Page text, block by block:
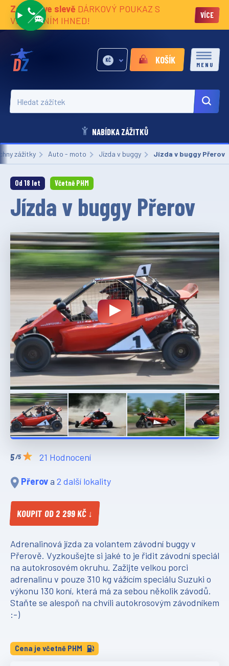
Zážitky ve slevě DÁRKOVÝ POUKAZ S
VĚNOVÁNÍM IHNED!
VÍCE
KČ KOŠÍK MENU
Hledat zážitek
NABÍDKA ZÁŽITKŮ
zážitky Auto - moto Jízda v buggy Aktuální:
Jízda v buggy Přerov
Od 18 let Včetně PHM
Jízda v buggy Přerov
/5 21 Hodnocení
Přerov a 2 další lokality
KOUPIT OD 2 299 KČ ↓
Adrenalinová jízda za volantem závodní buggy v
Přerově. Vyzkoušejte si jaké to je řidit závodní speciál
na autokrosovém okruhu. Zažijte velkou porci
adrenalinu v pouze 310 kg vážícím speciálu Suzuki o
výkonu 130 koní, která má za sebou několik závodů.
Staňte se alespoň na chvíli autokrosovým závodníkem
:-)
Cena je včetně PHM